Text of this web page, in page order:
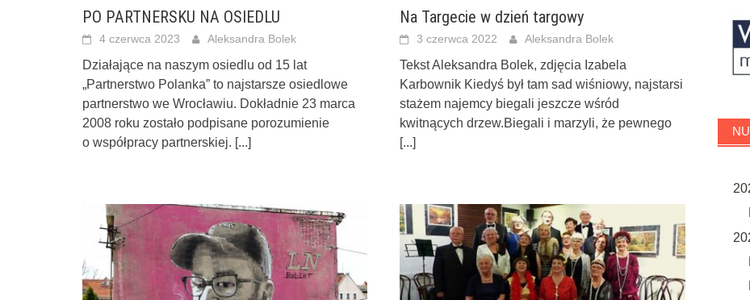
PO PARTNERSKU NA OSIEDLU
4 czerwca 2023 Aleksandra Bolek
Działające na naszym osiedlu od 15 lat
„Partnerstwo Polanka” to najstarsze osiedlowe
partnerstwo we Wrocławiu. Dokładnie 23 marca
2008 roku zostało podpisane porozumienie
o współpracy partnerskiej. [...]
Na Targecie w dzień targowy
3 czerwca 2022 Aleksandra Bolek
Tekst Aleksandra Bolek, zdjęcia Izabela
Karbownik Kiedyś był tam sad wiśniowy, najstarsi
stażem najemcy biegali jeszcze wśród
kwitnących drzew.Biegali i marzyli, że pewnego
[...]